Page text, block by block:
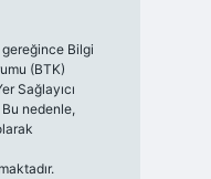
gereğince Bilgi
(BTK)
Sağlayıcı
nedenle,